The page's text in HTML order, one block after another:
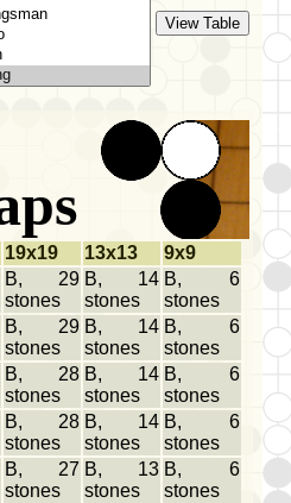
19x19 13x13
9x9
B, 29
stones
B, 14
stones
B, 6
stones
B, 29
stones
B, 14
stones
B, 6
stones
B, 28
stones
B, 14
stones
B, 6
stones
B, 28
stones
B, 14
stones
B, 6
stones
B, 27
stones
B, 13
stones
B, 6
stones